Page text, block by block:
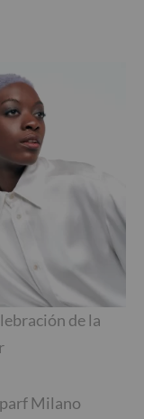
de la
Milano